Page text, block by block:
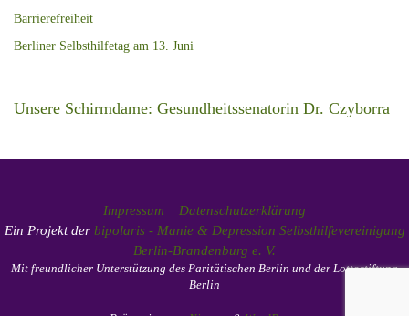
Barrierefreiheit
Berliner Selbsthilfetag am 13. Juni
Unsere Schirmdame: Gesundheitssenatorin Dr. Czyborra
Impressum
Datenschutzerklärung
Ein Projekt der bipolaris - Manie & Depression Selbsthilfevereinigung
Berlin-Brandenburg e. V.
Mit freundlicher Unterstützung des Paritätischen Berlin und der Lottostiftung
Berlin